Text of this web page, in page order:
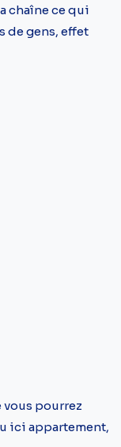
chaîne ce qui
de gens, effet
vous pourrez
ici appartement,